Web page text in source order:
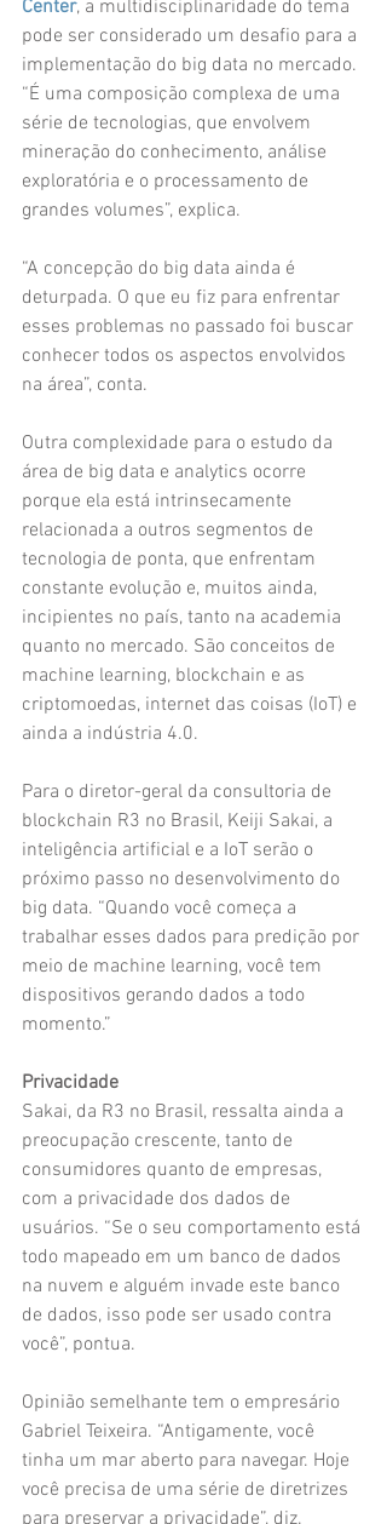
Center, a multidisciplinaridade do tema
pode ser considerado um desafio para a
implementação do big data no mercado.
“É uma composição complexa de uma
série de tecnologias, que envolvem
mineração do conhecimento, análise
exploratória e o processamento de
grandes volumes”, explica.
“A concepção do big data ainda é
deturpada. O que eu fiz para enfrentar
esses problemas no passado foi buscar
conhecer todos os aspectos envolvidos
na área”, conta.
Outra complexidade para o estudo da
área de big data e analytics ocorre
porque ela está intrinsecamente
relacionada a outros segmentos de
tecnologia de ponta, que enfrentam
constante evolução e, muitos ainda,
incipientes no país, tanto na academia
quanto no mercado. São conceitos de
machine learning, blockchain e as
criptomoedas, internet das coisas (IoT) e
ainda a indústria 4.0.
Para o diretor-geral da consultoria de
blockchain R3 no Brasil, Keiji Sakai, a
inteligência artificial e a IoT serão o
próximo passo no desenvolvimento do
big data. “Quando você começa a
trabalhar esses dados para predição por
meio de machine learning, você tem
dispositivos gerando dados a todo
momento.”
Privacidade
Sakai, da R3 no Brasil, ressalta ainda a
preocupação crescente, tanto de
consumidores quanto de empresas,
com a privacidade dos dados de
usuários. “Se o seu comportamento está
todo mapeado em um banco de dados
na nuvem e alguém invade este banco
de dados, isso pode ser usado contra
você”, pontua.
Opinião semelhante tem o empresário
Gabriel Teixeira. “Antigamente, você
tinha um mar aberto para navegar. Hoje
você precisa de uma série de diretrizes
para preservar a privacidade”, diz.